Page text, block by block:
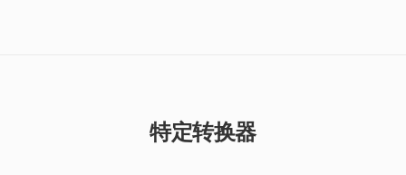
特定转换器